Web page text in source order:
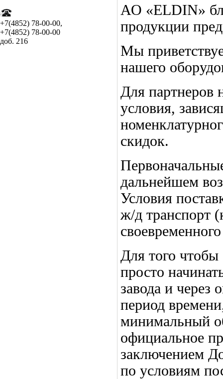
+7(4852) 78-00-00,
+7(4852) 78-00-00
доб. 216
АО «ELDIN»
продукции
Мы
нашего
Для партнеров
условия,
скидок.
дальнейшем
Условия
ж/д транспорт
Для того
просто
завода и через
период
минимальный
официальное
заключением
по условиям